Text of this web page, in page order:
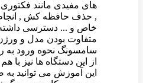
, حذف حافظه کش ,
خاص و ... دسترسی داشته
متفاوت بودن مدل و
سامسونگ نحوه ورود به
از این دستگاه ها نیز
این آموزش می توانید